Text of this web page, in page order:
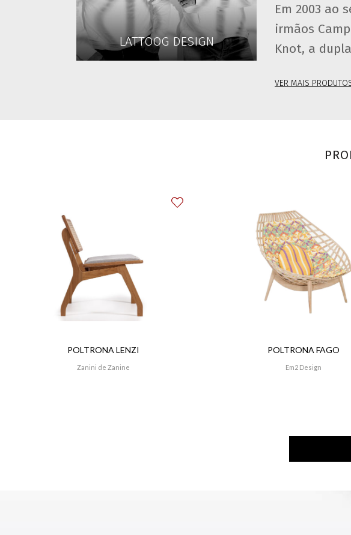
LATTOOG DESIGN
Em 2003 ao
irmãos
Knot, a
VER MAIS
POLTRONA LENZI
Zanini de Zanine
POLTRONA FAGO
Em2 Design